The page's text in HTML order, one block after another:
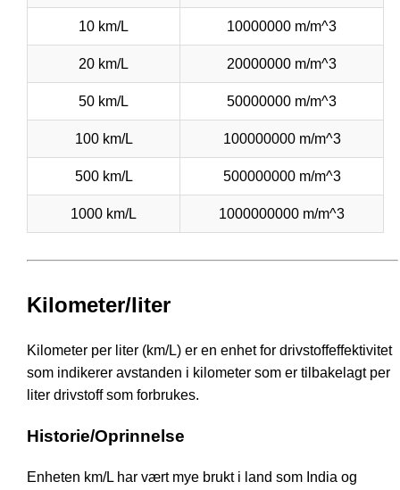
10 km/L 10000000 m/m^3
20 km/L 20000000 m/m^3
50 km/L 50000000 m/m^3
100 km/L 100000000 m/m^3
500 km/L 500000000 m/m^3
1000 km/L 1000000000 m/m^3
Kilometer/liter
Kilometer per liter (km/L) er en enhet for drivstoffeffektivitet
som indikerer avstanden i kilometer som er tilbakelagt per
liter drivstoff som forbrukes.
Historie/Oprinnelse
Enheten km/L har vært mye brukt i land som India og